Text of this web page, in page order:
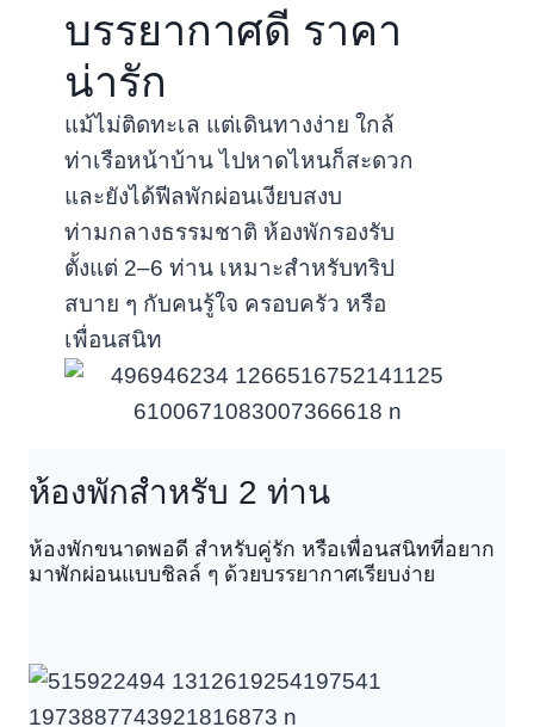
บรรยากาศดี ราคา
น่ารัก
แม้ไม่ติดทะเล แต่เดินทางง่าย ใกล้
ท่าเรือหน้าบ้าน ไปหาดไหนก็สะดวก
และยังได้ฟีลพักผ่อนเงียบสงบ
ท่ามกลางธรรมชาติ ห้องพักรองรับ
ตั้งแต่ 2–6 ท่าน เหมาะสำหรับทริป
สบาย ๆ กับคนรู้ใจ ครอบครัว หรือ
เพื่อนสนิท
ห้องพักสำหรับ 2 ท่าน
ห้องพักขนาดพอดี สำหรับคู่รัก หรือเพื่อนสนิทที่อยาก
มาพักผ่อนแบบชิลล์ ๆ ด้วยบรรยากาศเรียบง่าย